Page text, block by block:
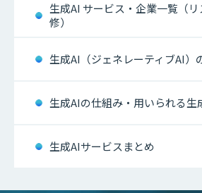
生成AI サービス・企業一覧（
修）
生成AI（ジェネレーティブAI）
生成AIの仕組み・用いられる生
生成AIサービスまとめ